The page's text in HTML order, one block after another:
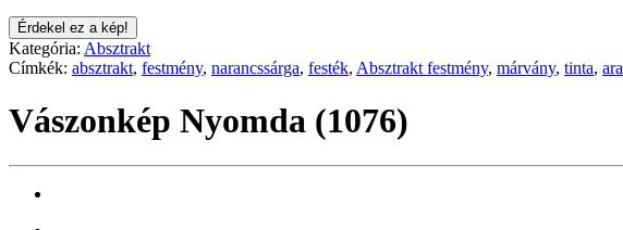
Érdekel ez a kép!
Kategória: Absztrakt
Címkék: absztrakt, festmény, narancssárga, festék, Absztrakt festmény, márvány, tinta,
Vászonkép Nyomda (1076)